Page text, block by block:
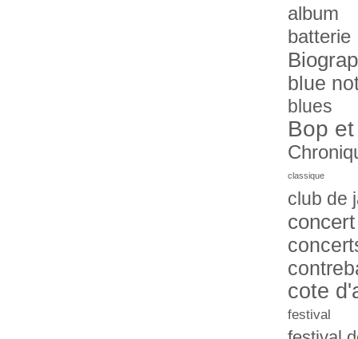
album
batterie
blue
blues
Bop
classique
club de
concert
cote
festival